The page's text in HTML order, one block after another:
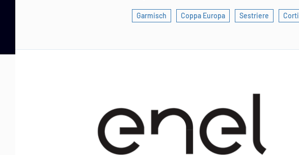
Garmisch Coppa Europa Sestriere